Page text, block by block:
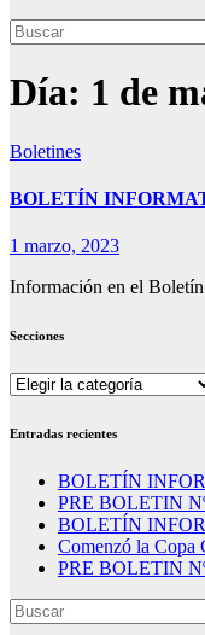
Día: 1 de
Boletines
BOLETÍN
1 marzo, 2023
Información en el
Secciones
Secciones
Entradas recientes
BOLETÍN
PRE BOLETIN
BOLETÍN
Comenzó la Copa
PRE BOLETIN